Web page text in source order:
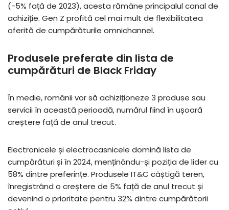
(-5% față de 2023), acesta rămâne principalul canal de
achiziție. Gen Z profită cel mai mult de flexibilitatea
oferită de cumpărăturile omnichannel.
Produsele preferate din lista de
cumpărături de Black Friday
În medie, românii vor să achiziționeze 3 produse sau
servicii în această perioadă, numărul fiind în ușoară
creștere față de anul trecut.
Electronicele și electrocasnicele domină lista de
cumpărături și în 2024, menținându-și poziția de lider cu
58% dintre preferințe. Produsele IT&C câștigă teren,
înregistrând o creștere de 5% față de anul trecut și
devenind o prioritate pentru 32% dintre cumpărătorii